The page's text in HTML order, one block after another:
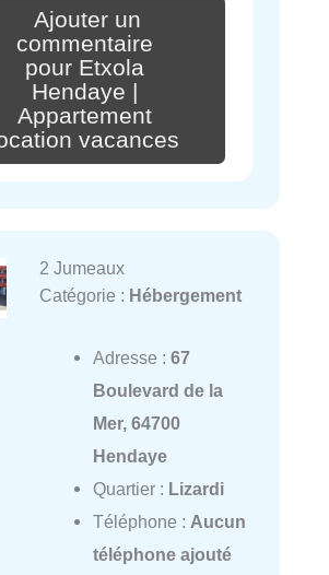
Ajouter un
commentaire
pour Etxola
Hendaye |
Appartement
vacances
2 Jumeaux
Catégorie : Hébergement
Adresse : 67
Boulevard de la
Mer, 64700
Hendaye
Quartier : Lizardi
Téléphone : Aucun
téléphone ajouté